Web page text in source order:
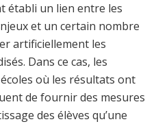
établi un lien entre les
et un certain nombre
artificiellement les
Dans ce cas, les
où les résultats ont
de fournir des mesures
des élèves qu’une